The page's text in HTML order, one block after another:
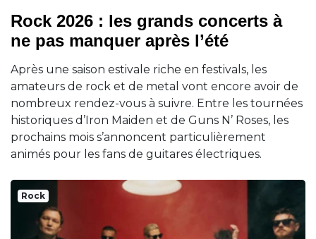
Rock 2026 : les grands concerts à
ne pas manquer après l’été
Après une saison estivale riche en festivals, les
amateurs de rock et de metal vont encore avoir de
nombreux rendez-vous à suivre. Entre les tournées
historiques d’Iron Maiden et de Guns N’ Roses, les
prochains mois s’annoncent particulièrement
animés pour les fans de guitares électriques.
Rock